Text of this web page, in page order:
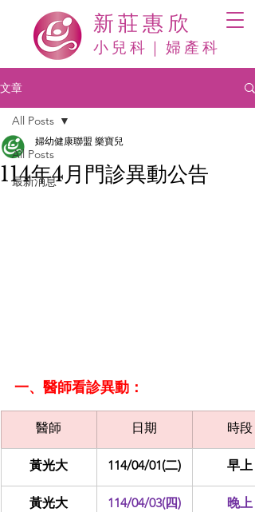
新莊惠欣
​小兒科｜婦產科
文章
All Posts
最新消息
All Posts
114年4月門診異動公告
婦幼健康聯盟 樂寶兒
一、醫師看診異動：
醫師 日期 時段
黃光大 114/04/01(二) 早上
黃光大 114/04/03(四) 晚上